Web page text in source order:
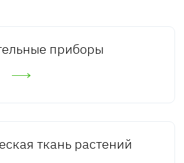
приборы
ткань растений